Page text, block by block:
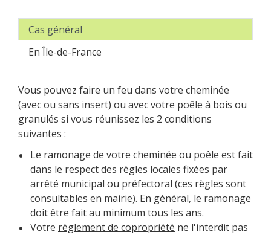
Cas général
En Île-de-France
Vous pouvez faire un feu dans votre cheminée
(avec ou sans insert) ou avec votre poêle à bois ou
granulés si vous réunissez les 2 conditions
suivantes :
Le ramonage de votre cheminée ou poêle est fait
dans le respect des règles locales fixées par
arrêté municipal ou préfectoral (ces règles sont
consultables en mairie). En général, le ramonage
doit être fait au minimum tous les ans.
Votre règlement de copropriété ne l'interdit pas